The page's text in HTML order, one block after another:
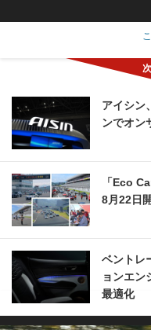
アイシン
ンでオン
「Eco
8月22日
ベントレ
ョンエン
最適化